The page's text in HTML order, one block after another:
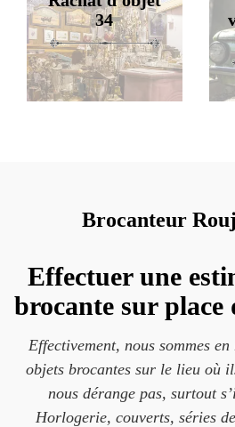
34
Brocanteur
Effectuer une
brocante sur place
Effectivement, nous sommes en
objets brocantes sur le lieu où
nous dérange pas, surtout
Horlogerie, couverts, séries